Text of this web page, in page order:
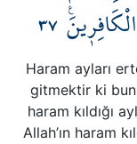
Kur'ân
Seferberliği
Kökler
٣٧
Haram ayları
gitmektir ki
haram kıldığı
Allah’ın haram